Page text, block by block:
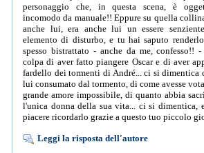
personaggio che, in questa scena, è
incomodo da manuale!! Eppure su quella
anche lui, era anche lui un essere
elemento di disturbo, e tu hai saputo
spesso bistrattato - anche da me, confesso!!
colpa di aver fatto piangere Oscar e di aver
fardello dei tormenti di André... ci si dimentica
lui consumato dal tormento, di come avesse
grande amore impossibile, di quanto abbia
l'unica donna della sua vita... ci si dimentica,
piacere ricordarlo grazie a questo tuo piccolo
Leggi la risposta dell'autore